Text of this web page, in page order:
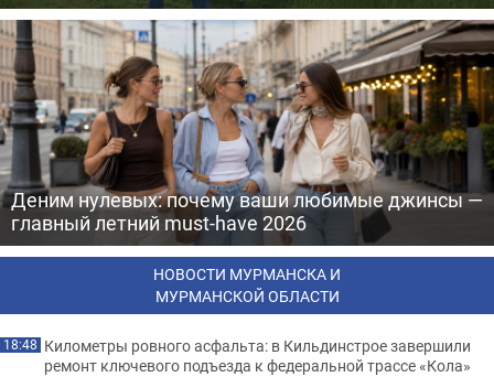
Деним нулевых: почему ваши любимые джинсы —
главный летний must-have 2026
НОВОСТИ МУРМАНСКА И
МУРМАНСКОЙ ОБЛАСТИ
18:48 Километры ровного асфальта: в Кильдинстрое завершили
ремонт ключевого подъезда к федеральной трассе «Кола»